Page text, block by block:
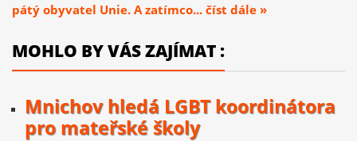
pátý obyvatel Unie. A zatímco... číst dále »
MOHLO BY VÁS ZAJÍMAT :
Mnichov hledá LGBT koordinátora
pro mateřské školy